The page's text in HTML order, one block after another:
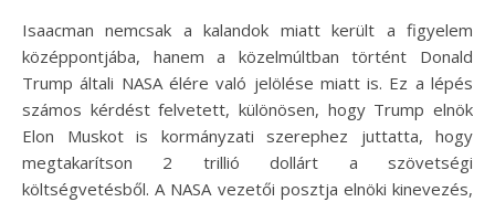
Isaacman nemcsak a kalandok miatt került a figyelem
középpontjába, hanem a közelmúltban történt Donald
Trump általi NASA élére való jelölése miatt is. Ez a lépés
számos kérdést felvetett, különösen, hogy Trump elnök
Elon Muskot is kormányzati szerephez juttatta, hogy
megtakarítson 2 trillió dollárt a szövetségi
költségvetésből. A NASA vezetői posztja elnöki kinevezés,